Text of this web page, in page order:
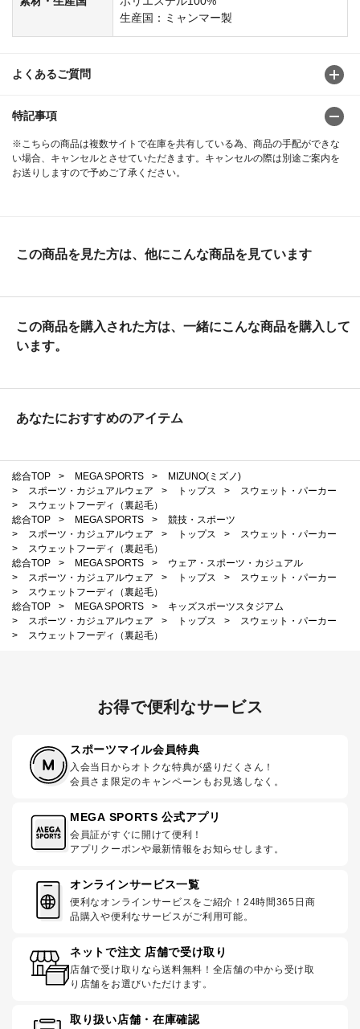
生産国：ミャンマー製
よくあるご質問
特記事項
※こちらの商品は複数サイトで在庫を共有している為、商品の手配ができな
い場合、キャンセルとさせていただきます。キャンセルの際は別途ご案内を
お送りしますので予めご了承ください。
この商品を見た方は、他にこんな商品を見ています
この商品を購入された方は、一緒にこんな商品を購入して
います。
あなたにおすすめのアイテム
総合TOP > MEGA SPORTS >
MIZUNO(ミズノ)
>
スポーツ・カジュアルウェア > トップス >
スウェット・パーカー
>
スウェットフーディ（裏起毛）
総合TOP
> MEGA SPORTS >
競技・スポーツ
>
スポーツ・カジュアルウェア > トップス >
スウェット・パーカー
>
スウェットフーディ（裏起毛）
総合TOP
> MEGA SPORTS >
ウェア・スポーツ・カジュアル
>
スポーツ・カジュアルウェア > トップス >
スウェット・パーカー
>
スウェットフーディ（裏起毛）
総合TOP
> MEGA SPORTS >
キッズスポーツスタジアム
>
スポーツ・カジュアルウェア > トップス >
スウェット・パーカー
>
スウェットフーディ（裏起毛）
お得で便利なサービス
スポーツマイル会員特典
入会当日からオトクな特典が盛りだくさん！
会員さま限定のキャンペーンもお見逃しなく。
MEGA SPORTS 公式アプリ
会員証がすぐに開けて便利！
アプリクーポンや最新情報をお知らせします。
オンラインサービス一覧
便利なオンラインサービスをご紹介！24時間365日商
品購入や便利なサービスがご利用可能。
ネットで注文 店舗で受け取り
店舗で受け取りなら送料無料！全店舗の中から受け取
り店舗をお選びいただけます。
取り扱い店舗・在庫確認